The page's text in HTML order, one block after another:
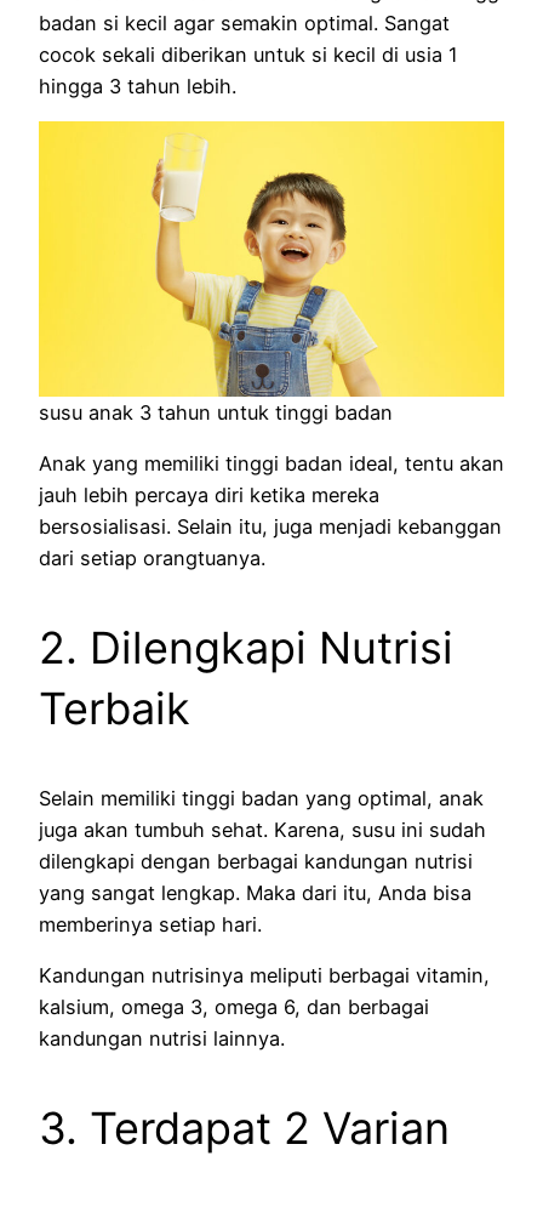
badan si kecil agar semakin optimal. Sangat
cocok sekali diberikan untuk si kecil di usia 1
hingga 3 tahun lebih.
susu anak 3 tahun untuk tinggi badan
Anak yang memiliki tinggi badan ideal, tentu akan
jauh lebih percaya diri ketika mereka
bersosialisasi. Selain itu, juga menjadi kebanggan
dari setiap orangtuanya.
2. Dilengkapi Nutrisi
Terbaik
Selain memiliki tinggi badan yang optimal, anak
juga akan tumbuh sehat. Karena, susu ini sudah
dilengkapi dengan berbagai kandungan nutrisi
yang sangat lengkap. Maka dari itu, Anda bisa
memberinya setiap hari.
Kandungan nutrisinya meliputi berbagai vitamin,
kalsium, omega 3, omega 6, dan berbagai
kandungan nutrisi lainnya.
3. Terdapat 2 Varian